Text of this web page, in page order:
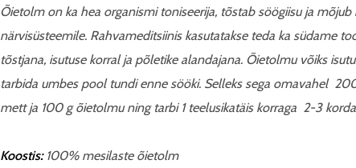
Õietolm on ka hea organismi toniseerija, tõstab söögiisu ja mõjub
närvisüsteemile. Rahvameditsiinis kasutatakse teda ka südame
tõstjana, isutuse korral ja põletike alandajana. Õietolmu võiks
tarbida umbes pool tundi enne sööki. Selleks sega omavahel
mett ja 100 g õietolmu ning tarbi 1 teelusikatäis korraga 2-3
Koostis:100% mesilaste õietolm